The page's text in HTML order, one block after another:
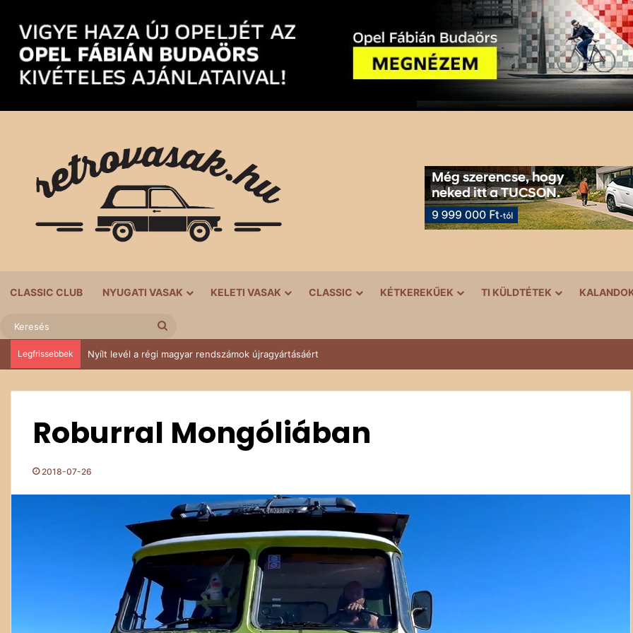
CLASSIC CLUB NYUGATI VASAK KELETI VASAK CLASSIC KÉTKEREKŰEK TI KÜLDTÉTEK
Legfrissebbek Nyílt levél a régi magyar rendszámok újragyártásáért
Roburral Mongóliában
2018-07-26